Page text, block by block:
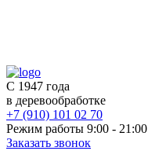
С 1947 года
в деревообработке
+7 (910) 101 02 70
Режим работы 9:00 - 21:00
Заказать звонок